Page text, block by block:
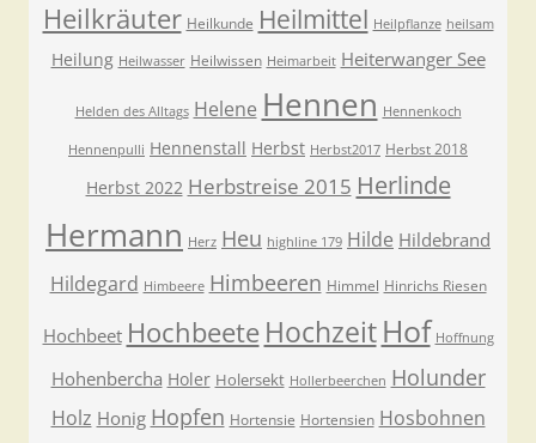
Heilkräuter Heilkunde Heilmittel Heilpflanze heilsam
Heilung Heilwasser Heilwissen Heimarbeit Heiterwanger See
Helden des Alltags Helene Hennen Hennenkoch
Hennenpulli Hennenstall Herbst Herbst2017 Herbst 2018
Herbst 2022 Herbstreise 2015 Herlinde
Hermann Herz Heu highline 179 Hilde Hildebrand
Hildegard Himbeere Himbeeren Himmel Hinrichs Riesen
Hochbeet Hochbeete Hochzeit Hof Hoffnung
Hohenbercha Holer Holersekt Hollerbeerchen Holunder
Holz Honig Hopfen Hortensie Hortensien Hosbohnen